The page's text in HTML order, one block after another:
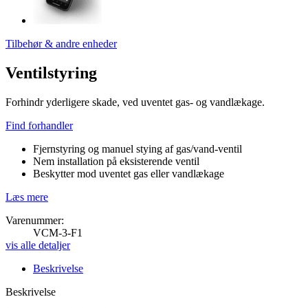
Tilbehør & andre enheder
Ventilstyring
Forhindr yderligere skade, ved uventet gas- og vandlækage.
Find forhandler
Fjernstyring og manuel stying af gas/vand-ventil
Nem installation på eksisterende ventil
Beskytter mod uventet gas eller vandlækage
Læs mere
Varenummer:
VCM-3-F1
vis alle detaljer
Beskrivelse
Beskrivelse